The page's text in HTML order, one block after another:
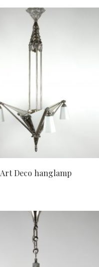
Art Deco hanglamp